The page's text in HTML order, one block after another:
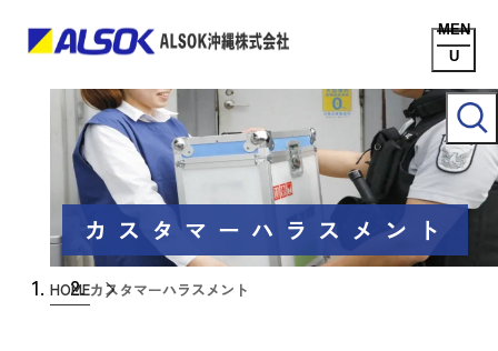
カスタマーハラスメント
HOMEカスタマーハラスメント